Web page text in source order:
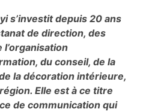
s’investit depuis 20 ans
de direction, des
du conseil, de la
la décoration intérieure,
Elle est à ce titre
de communication qui